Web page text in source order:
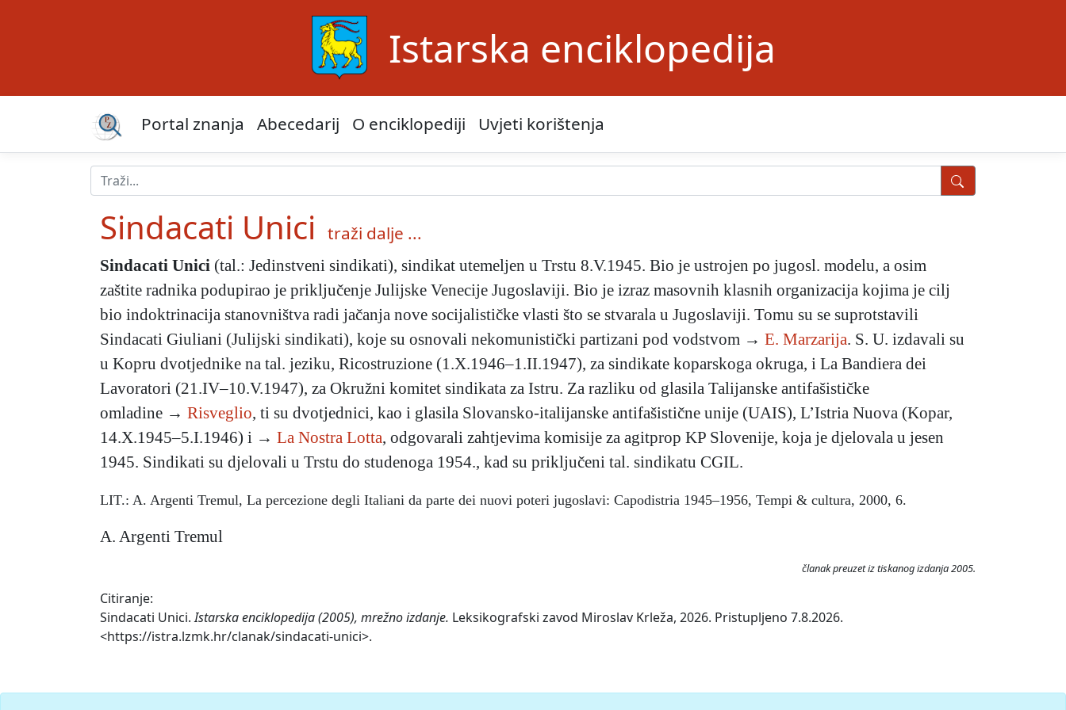
Istarska enciklopedija
Portal znanja Abecedarij O enciklopediji Uvjeti korištenja
Sindacati Unici traži dalje ...
Sindacati Unici (tal.: Jedinstveni sindikati), sindikat utemeljen u Trstu 8.V.1945. Bio je ustrojen po jugosl. modelu, a osim
zaštite radnika podupirao je priključenje Julijske Venecije Jugoslaviji. Bio je izraz masovnih klasnih organizacija kojima je cilj
bio indoktrinacija stanovništva radi jačanja nove socijalističke vlasti što se stvarala u Jugoslaviji. Tomu su se suprotstavili
Sindacati Giuliani (Julijski sindikati), koje su osnovali nekomunistički partizani pod vodstvom → E. Marzarija. S. U. izdavali su
u Kopru dvotjednike na tal. jeziku, Ricostruzione (1.X.1946–1.II.1947), za sindikate koparskoga okruga, i La Bandiera dei
Lavoratori (21.IV–10.V.1947), za Okružni komitet sindikata za Istru. Za razliku od glasila Talijanske antifašističke
omladine → Risveglio, ti su dvotjednici, kao i glasila Slovansko-italijanske antifašistične unije (UAIS), L’Istria Nuova (Kopar,
14.X.1945–5.I.1946) i → La Nostra Lotta, odgovarali zahtjevima komisije za agitprop KP Slovenije, koja je djelovala u jesen
1945. Sindikati su djelovali u Trstu do studenoga 1954., kad su priključeni tal. sindikatu CGIL.
LIT.: A. Argenti Tremul, La percezione degli Italiani da parte dei nuovi poteri jugoslavi: Capodistria 1945–1956, Tempi & cultura, 2000, 6.
A. Argenti Tremul
članak preuzet iz tiskanog izdanja 2005.
Citiranje:
Sindacati Unici.Istarska enciklopedija (2005), mrežno izdanje. Leksikografski zavod Miroslav Krleža, 2026. Pristupljeno 7.8.2026.
<https://istra.lzmk.hr/clanak/sindacati-unici>.